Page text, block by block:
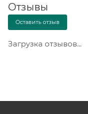
Отзывы
Оставить отзыв
Загрузка отзывов...